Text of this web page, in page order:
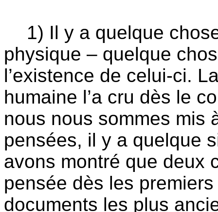
1) Il y a quelque
physique – quelque
l’existence de celui-ci.
humaine l’a cru dès le
nous nous sommes mis
pensées, il y a quelque
avons montré que deux
pensée dès les
documents les plus